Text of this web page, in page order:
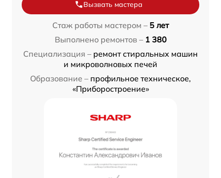
Вызвать мастера
Стаж работы мастером – 5 лет
Выполнено ремонтов – 1 380
Специализация – ремонт стиральных машин
и микроволновых печей
Образование – профильное техническое,
«Приборостроение»